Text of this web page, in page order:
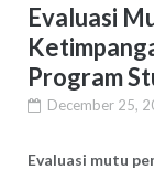
Evaluasi
Program
December 25,
Evaluasi mutu